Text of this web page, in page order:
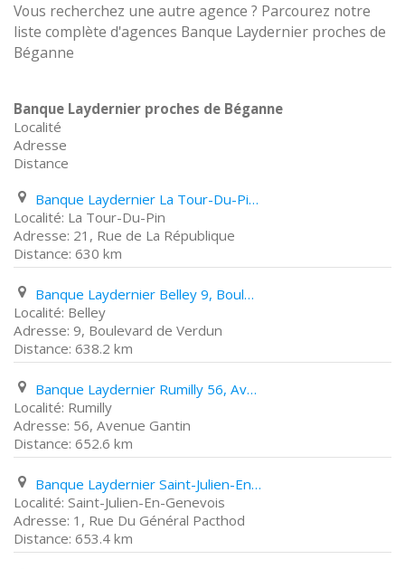
Vous recherchez une autre agence ? Parcourez notre
liste complète d'agences Banque Laydernier proches de
Béganne
Banque Laydernier proches de Béganne
Localité
Adresse
Distance
Banque Laydernier La Tour-Du-Pin 21, Rue de La République
La Tour-Du-Pin
21, Rue de La République
630 km
Banque Laydernier Belley 9, Boulevard de Verdun
Belley
9, Boulevard de Verdun
638.2 km
Banque Laydernier Rumilly 56, Avenue Gantin
Rumilly
56, Avenue Gantin
652.6 km
Banque Laydernier Saint-Julien-En-Genevois 1, Rue Du Général Pacthod
Saint-Julien-En-Genevois
1, Rue Du Général Pacthod
653.4 km